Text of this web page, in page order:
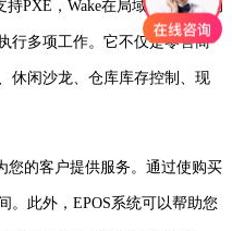
PXE，Wake在局域网上，自动
行多项工作。它不仅是零售商
休闲沙龙、仓库库存控制、现
您的客户提供服务。通过使购买
。此外，EPOS系统可以帮助您